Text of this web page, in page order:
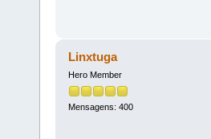
Linxtuga
Hero Member
Mensagens: 400